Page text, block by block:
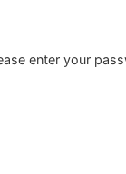
enter your